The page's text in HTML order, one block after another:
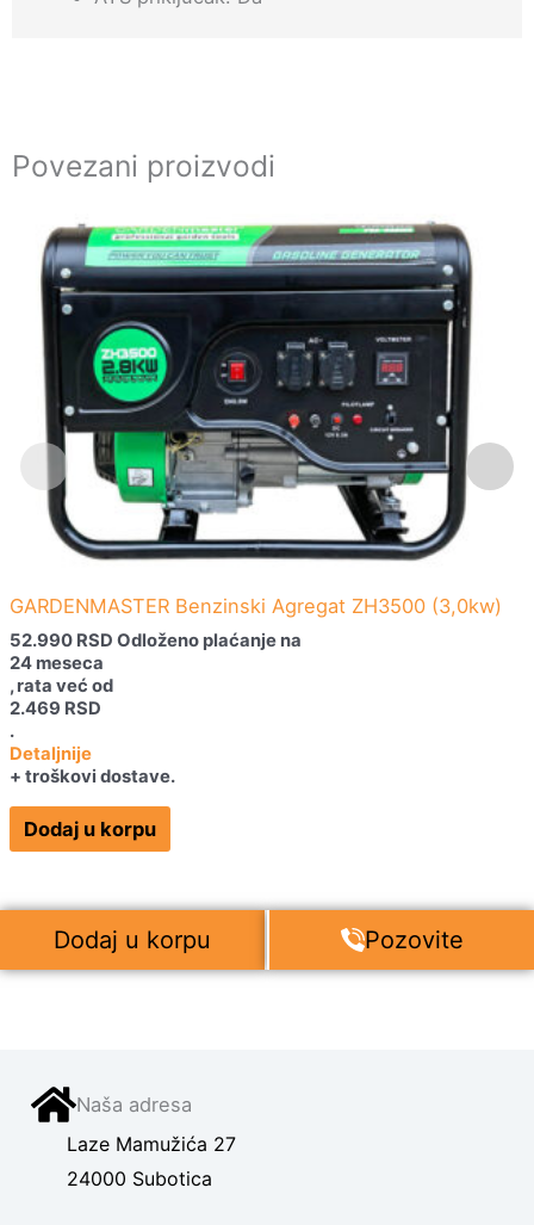
Povezani proizvodi
GARDENMASTER Benzinski Agregat ZH3500 (3,0kw)
52.990 RSD Odloženo plaćanje na
24 meseca
, rata već od
2.469 RSD
.
Detaljnije
+ troškovi dostave.
Dodaj u korpu
Dodaj u korpu Pozovite
Naša adresa
Laze Mamužića 27
24000 Subotica